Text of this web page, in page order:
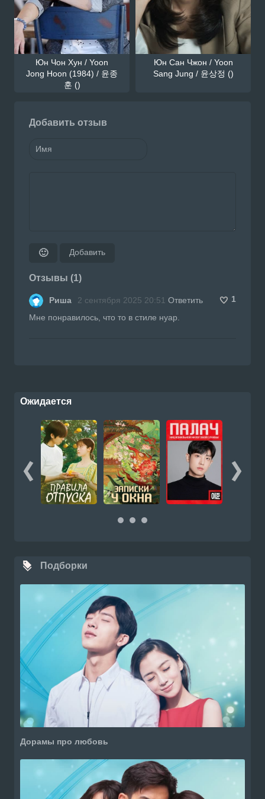
Юн Чон Хун / Yoon
Jong Hoon (1984) / 윤종
훈 ()
Юн Сан Чжон / Yoon
Sang Jung / 윤상정 ()
Добавить отзыв
🙂 Добавить
Отзывы (1)
Риша 2 сентября 2025 20:51 Ответить
1
Мне понравилось, что то в стиле нуар.
Ожидается
Подборки
Дорамы про любовь